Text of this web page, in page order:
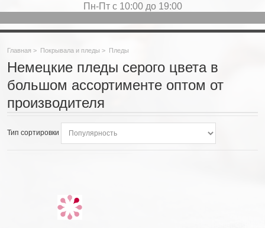
Пн-Пт с 10:00 до 19:00
Главная > Покрывала и пледы > Пледы
Немецкие пледы серого цвета в
большом ассортименте оптом от
производителя
Тип сортировки